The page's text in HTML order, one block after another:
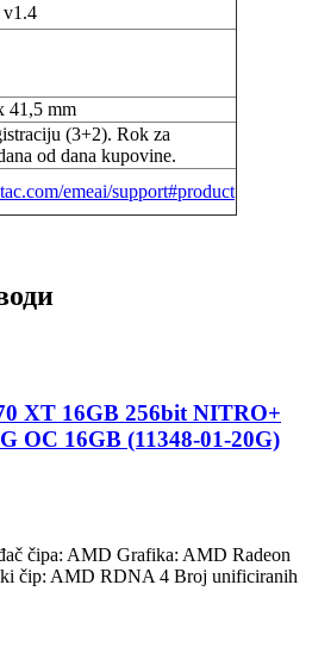
v1.4
41,5 mm
(3+2). Rok za
od dana kupovine.
emeai/support#product
XT 16GB 256bit NITRO+
OC 16GB (11348-01-20G)
čipa: AMD Grafika: AMD Radeon
čip: AMD RDNA 4 Broj unificiranih